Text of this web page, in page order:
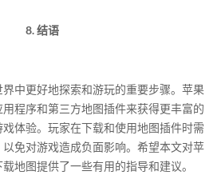
8. 结语
中更好地探索和游玩的重要步骤。苹果
程序和第三方地图插件来获得更丰富的
体验。玩家在下载和使用地图插件时需
免对游戏造成负面影响。希望本文对苹
地图提供了一些有用的指导和建议。